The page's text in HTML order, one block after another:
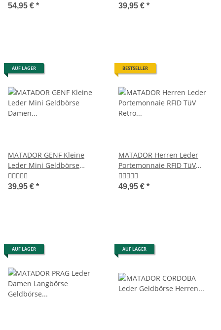
54,95 € * 39,95 € *
AUF LAGER
MATADOR GENF Kleine
Leder Mini Geldbörse
Damen Herren TüV RFID
39,95 € *
BESTSELLER
MATADOR Herren Leder
Portemonnaie RFID TüV
Retro Klassisch
49,95 € *
AUF LAGER AUF LAGER